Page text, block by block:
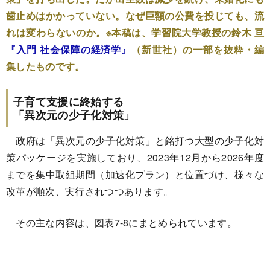
歯止めはかかっていない。なぜ巨額の公費を投じても、流
れは変わらないのか。※本稿は、学習院大学教授の鈴木 亘
『入門 社会保障の経済学』
（新世社）の一部を抜粋・編
集したものです。
子育て支援に終始する
「異次元の少子化対策」
政府は「異次元の少子化対策」と銘打つ大型の少子化対
策パッケージを実施しており、2023年12月から2026年度
までを集中取組期間（加速化プラン）と位置づけ、様々な
改革が順次、実行されつつあります。
その主な内容は、図表7-8にまとめられています。